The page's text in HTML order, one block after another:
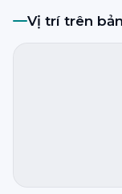
Vị trí trên